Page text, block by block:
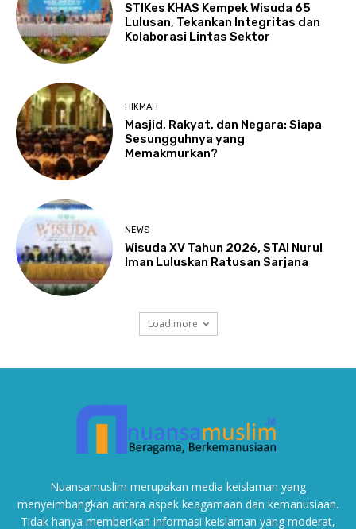
STIKes KHAS Kempek Wisuda 65
Lulusan, Tekankan Integritas dan
Kolaborasi Lintas Sektor
HIKMAH
Masjid, Rakyat, dan Negara: Siapa
Sesungguhnya yang
Memakmurkan?
NEWS
Wisuda XV Tahun 2026, STAI Nurul
Iman Luluskan Ratusan Sarjana
Load more
Nuansamuslim merupakan media keislaman yang
menyeimbangkan antara aspek keagamaan dan kemanusiaan.
Tidak hanya memberikan informasi keislaman yang moderat,